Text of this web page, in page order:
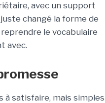
avec un support
changé la forme de
reprendre le vocabulaire
avec.
à satisfaire, mais simples